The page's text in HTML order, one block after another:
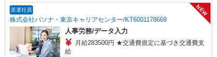
派遣社員
株式会社パソナ・東京キャリアセンター/KT6001178669
NEW
人事労務/データ入力
月給283500円 ★交通費規定に基づき交通費支
給